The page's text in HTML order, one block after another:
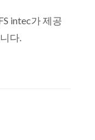
intec가 제공
다.